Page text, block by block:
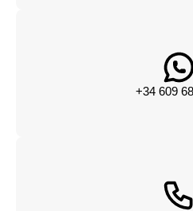
+34 609